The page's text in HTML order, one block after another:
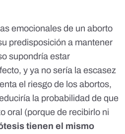
emocionales de un aborto
predisposición a mantener
supondría estar
y ya no sería la escasez
el riesgo de los abortos,
la probabilidad de que
oral (porque de recibirlo ni
tienen el mismo